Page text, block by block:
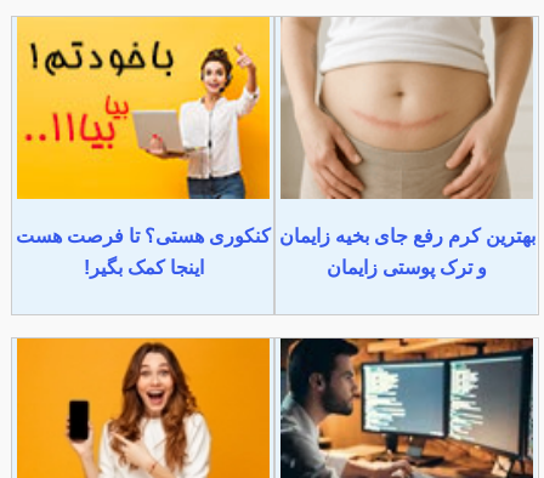
بهترین کرم رفع جای بخیه زایمان
و ترک پوستی زایمان
کنکوری هستی؟ تا فرصت هست
اینجا کمک بگیر!